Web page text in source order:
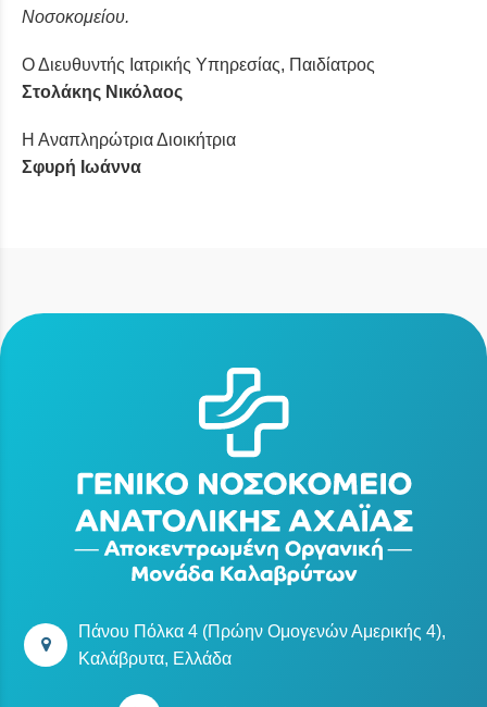
Νοσοκομείου.
Ο Διευθυντής Ιατρικής Υπηρεσίας, Παιδίατρος
Στολάκης Νικόλαος
Η Αναπληρώτρια Διοικήτρια
Σφυρή Ιωάννα
Πάνου Πόλκα 4 (Πρώην Ομογενών Αμερικής 4),
Καλάβρυτα, Ελλάδα